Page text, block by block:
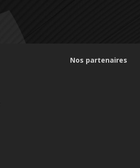
Nos partenaires